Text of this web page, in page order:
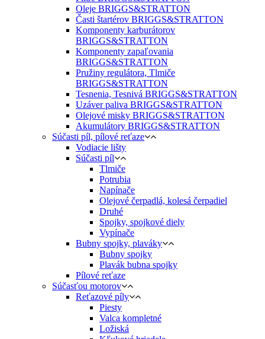
Oleje BRIGGS&STRATTON
Časti štartérov BRIGGS&STRATTON
Komponenty karburátorov
BRIGGS&STRATTON
Komponenty zapaľovania
BRIGGS&STRATTON
Pružiny regulátora, Tlmiče
BRIGGS&STRATTON
Tesnenia, Tesnivá BRIGGS&STRATTON
Uzáver paliva BRIGGS&STRATTON
Olejové misky BRIGGS&STRATTON
Akumulátory BRIGGS&STRATTON
Súčasti píl, pílové reťaze
Vodiacie lišty
Súčasti píl
Tlmiče
Potrubia
Napínače
Olejové čerpadlá, kolesá čerpadiel
Druhé
Spojky, spojkové diely
Vypínače
Bubny spojky, plaváky
Bubny spojky
Plavák bubna spojky
Pílové reťaze
Súčasťou motorov
Reťazové píly
Piesty
Valca kompletné
Ložiská